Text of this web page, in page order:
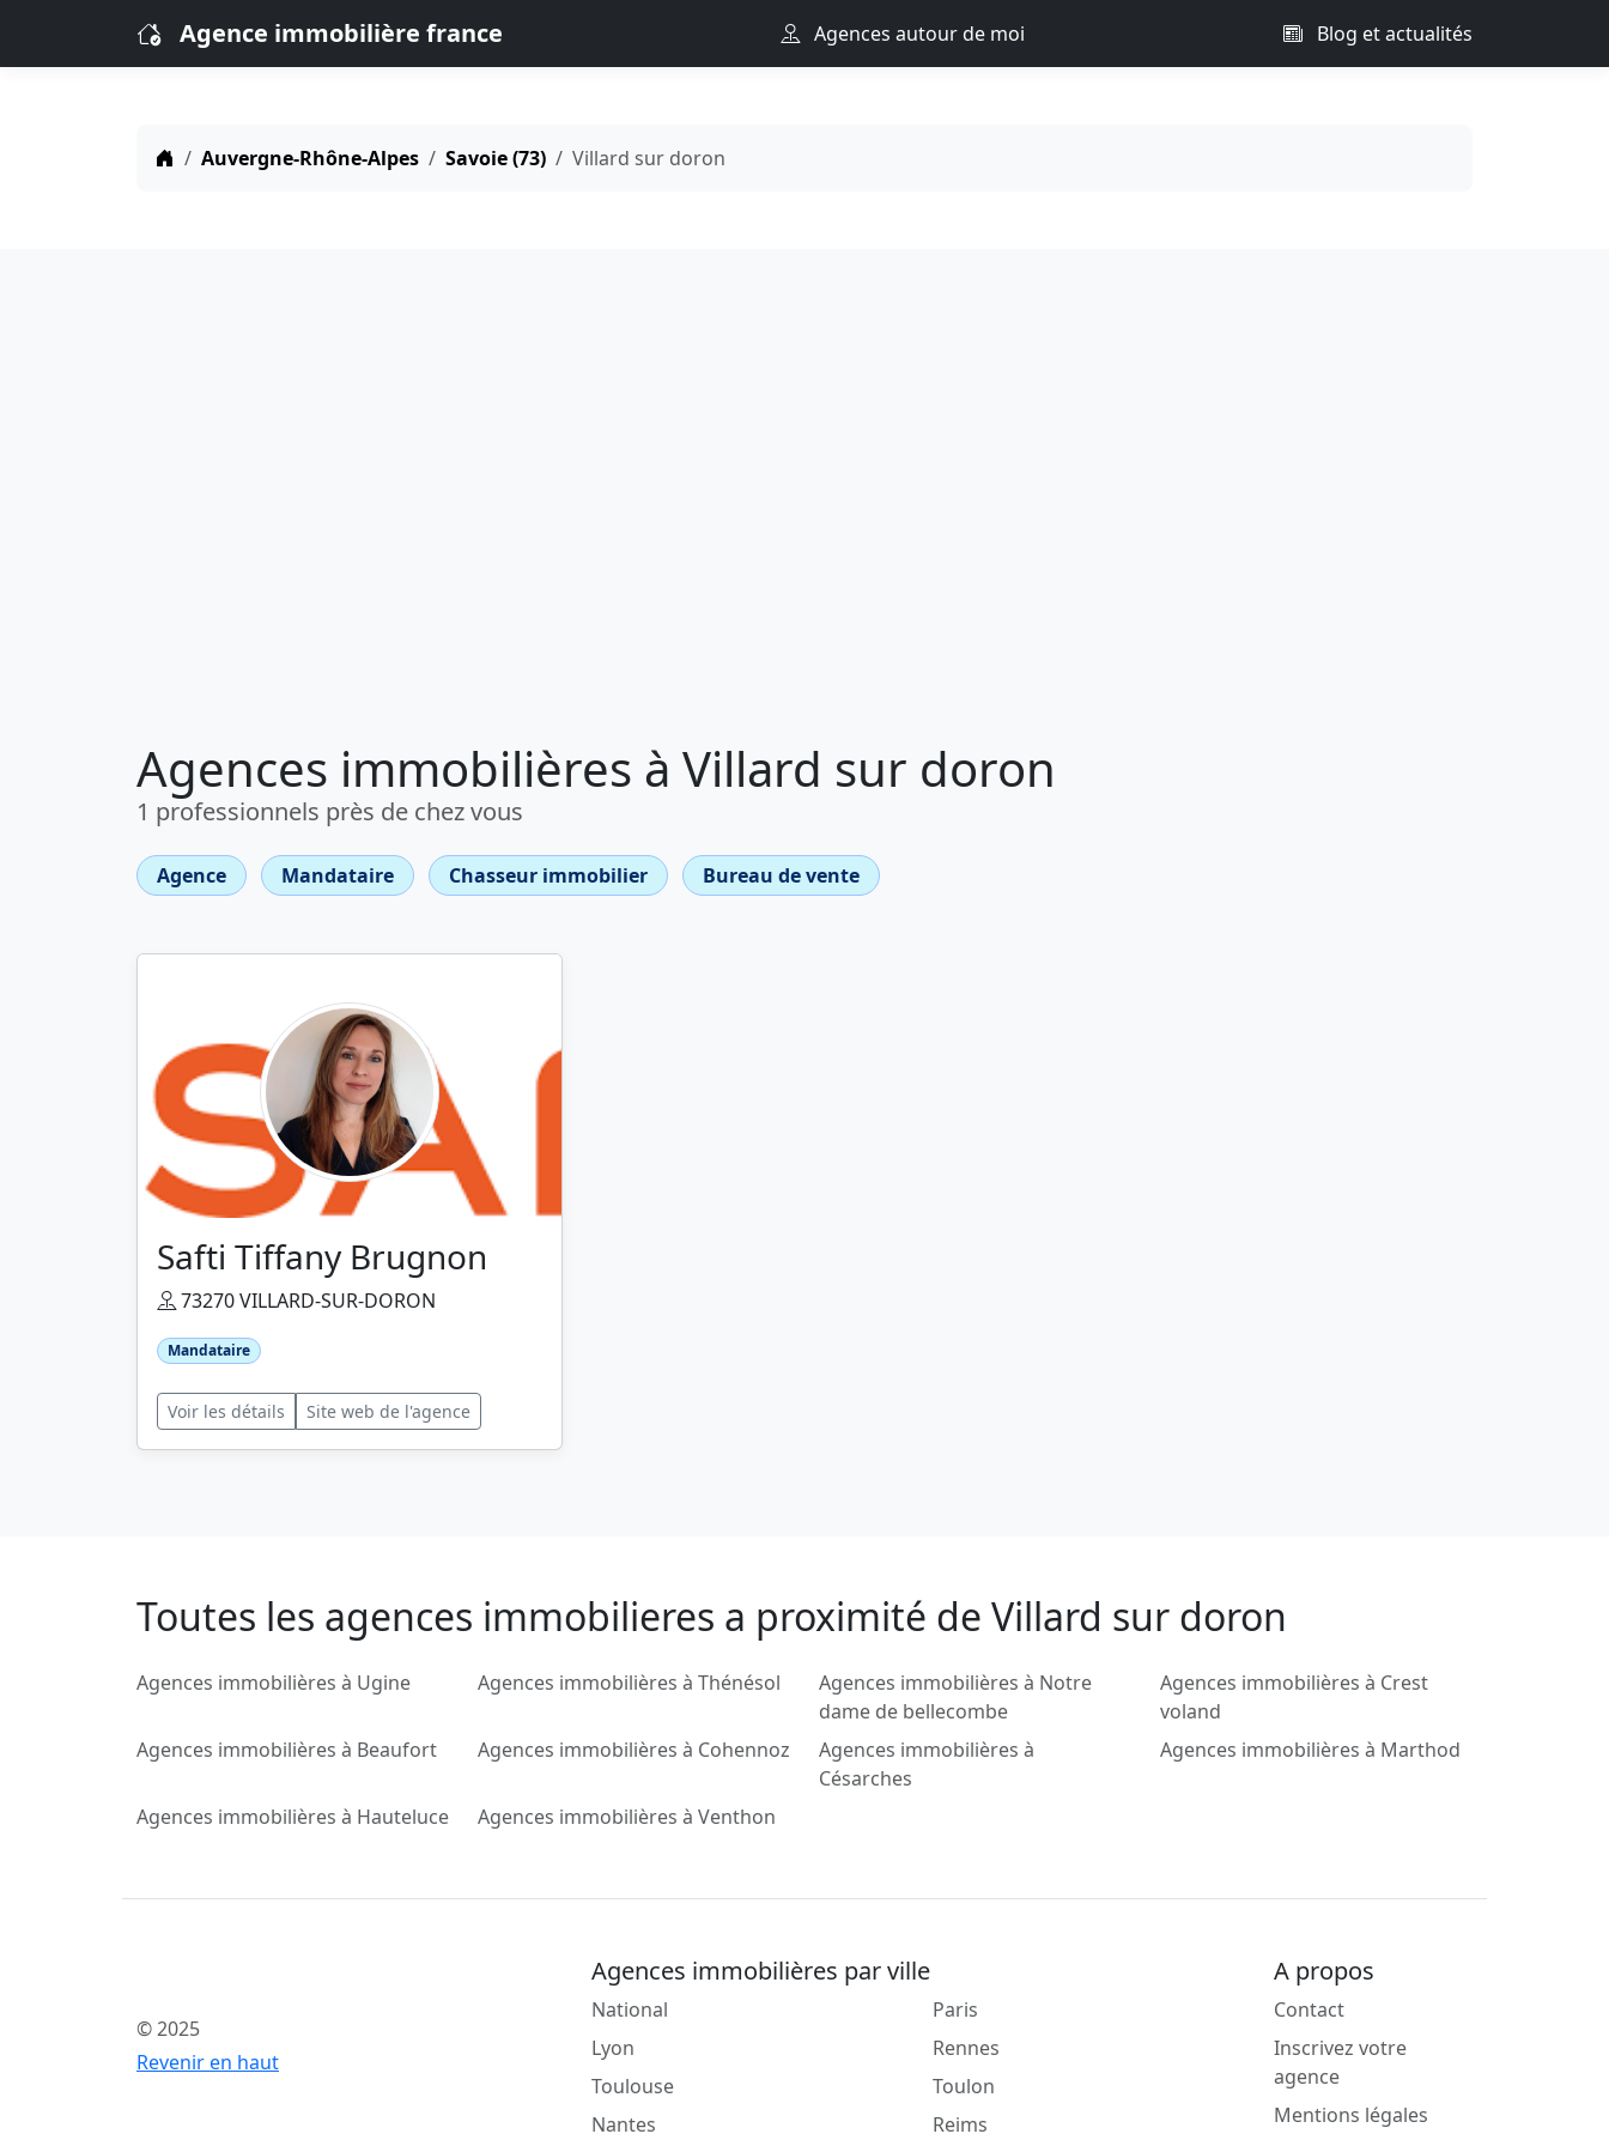
Agence immobilière france Agences autour de moi Blog et actualités
Auvergne-Rhône-Alpes Savoie (73) Villard sur doron
Agences immobilières à Villard sur doron
1 professionnels près de chez vous
Agence Mandataire Chasseur immobilier Bureau de vente
Safti Tiffany Brugnon
73270 VILLARD-SUR-DORON
Mandataire
Voir les détails Site web de l'agence
Toutes les agences immobilieres a proximité de Villard sur doron
Agences immobilières à Ugine Agences immobilières à Thénésol
Agences immobilières à Notre
dame de bellecombe
Agences immobilières à Crest
voland
Agences immobilières à Beaufort
Agences immobilières à Cohennoz
Agences immobilières à
Césarches
Agences immobilières à Marthod
Agences immobilières à Hauteluce Agences immobilières à Venthon
© 2025
Revenir en haut
Agences immobilières par ville
National
Lyon
Toulouse
Nantes
Paris
Rennes
Toulon
Reims
A propos
Contact
Inscrivez votre
agence
Mentions légales